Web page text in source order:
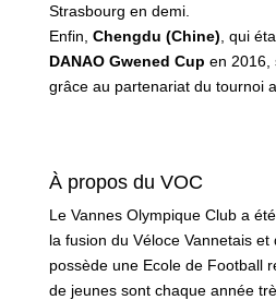
Strasbourg en demi.
Enfin, Chengdu (Chine) , qui
DANAO Gwened Cup en 2016,
grâce au partenariat du tournoi
À propos du VOC
Le Vannes Olympique Club a
la fusion du Véloce Vannetais
possède une Ecole de Football
de jeunes sont chaque année